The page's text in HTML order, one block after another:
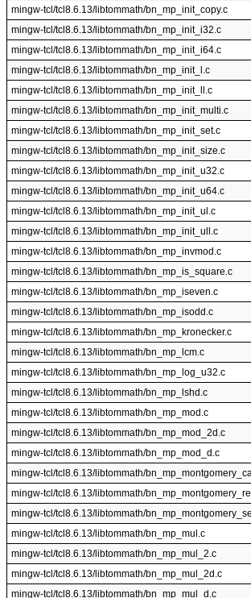
mingw-tcl/tcl8.6.13/libtommath/bn_mp_init_copy.c
mingw-tcl/tcl8.6.13/libtommath/bn_mp_init_i32.c
mingw-tcl/tcl8.6.13/libtommath/bn_mp_init_i64.c
mingw-tcl/tcl8.6.13/libtommath/bn_mp_init_l.c
mingw-tcl/tcl8.6.13/libtommath/bn_mp_init_ll.c
mingw-tcl/tcl8.6.13/libtommath/bn_mp_init_multi.c
mingw-tcl/tcl8.6.13/libtommath/bn_mp_init_set.c
mingw-tcl/tcl8.6.13/libtommath/bn_mp_init_size.c
mingw-tcl/tcl8.6.13/libtommath/bn_mp_init_u32.c
mingw-tcl/tcl8.6.13/libtommath/bn_mp_init_u64.c
mingw-tcl/tcl8.6.13/libtommath/bn_mp_init_ul.c
mingw-tcl/tcl8.6.13/libtommath/bn_mp_init_ull.c
mingw-tcl/tcl8.6.13/libtommath/bn_mp_invmod.c
mingw-tcl/tcl8.6.13/libtommath/bn_mp_is_square.c
mingw-tcl/tcl8.6.13/libtommath/bn_mp_iseven.c
mingw-tcl/tcl8.6.13/libtommath/bn_mp_isodd.c
mingw-tcl/tcl8.6.13/libtommath/bn_mp_kronecker.c
mingw-tcl/tcl8.6.13/libtommath/bn_mp_lcm.c
mingw-tcl/tcl8.6.13/libtommath/bn_mp_log_u32.c
mingw-tcl/tcl8.6.13/libtommath/bn_mp_lshd.c
mingw-tcl/tcl8.6.13/libtommath/bn_mp_mod.c
mingw-tcl/tcl8.6.13/libtommath/bn_mp_mod_2d.c
mingw-tcl/tcl8.6.13/libtommath/bn_mp_mod_d.c
mingw-tcl/tcl8.6.13/libtommath/
mingw-tcl/tcl8.6.13/libtommath/
mingw-tcl/tcl8.6.13/libtommath/
mingw-tcl/tcl8.6.13/libtommath/bn_mp_mul.c
mingw-tcl/tcl8.6.13/libtommath/bn_mp_mul_2.c
mingw-tcl/tcl8.6.13/libtommath/bn_mp_mul_2d.c
mingw-tcl/tcl8.6.13/libtommath/bn_mp_mul_d.c